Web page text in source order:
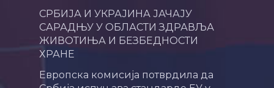
СРБИЈА И УКРАЈИНА ЈАЧАЈУ
САРАДЊУ У ОБЛАСТИ ЗДРАВЉА
ЖИВОТИЊА И БЕЗБЕДНОСТИ
ХРАНЕ
Европска комисија потврдила да